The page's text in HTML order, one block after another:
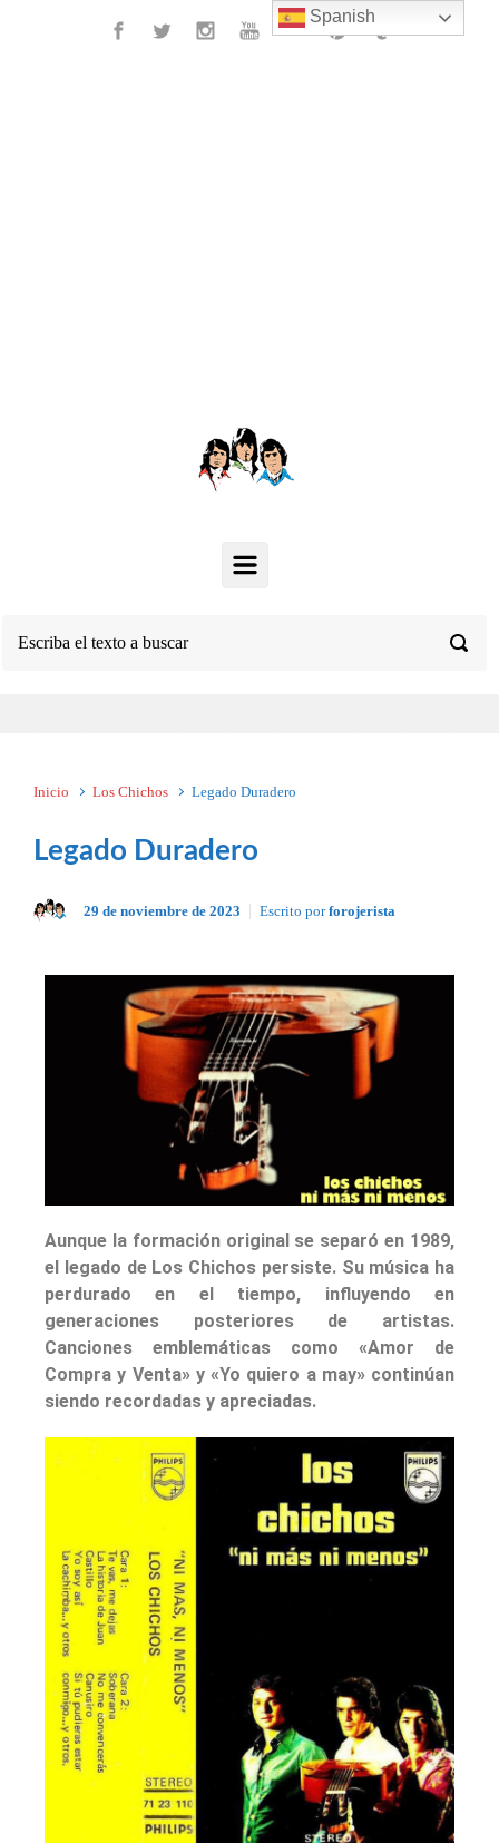
Inicio Los Chichos Legado Duradero
Legado Duradero
29 de noviembre de 2023 Escrito porforojerista
Aunque la formación original se separó en 1989,
el legado de Los Chichos persiste. Su música ha
perdurado en el tiempo, influyendo en
generaciones posteriores de artistas.
Canciones emblemáticas como «Amor de
Compra y Venta» y «Yo quiero a may» continúan
siendo recordadas y apreciadas.
Spanish